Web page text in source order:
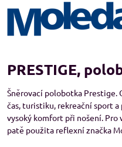
PRESTIGE,
Šněrovací polobotka Prestige.
čas, turistiku, rekreační sport
vysoký komfort při nošení.
patě použita reflexní značka